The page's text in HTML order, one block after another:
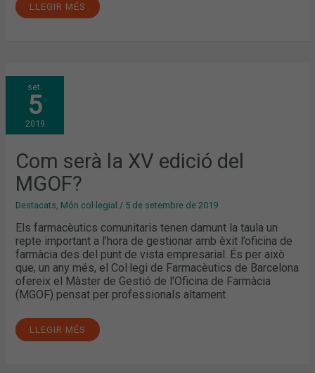
LLEGIR MÉS
set.
5
2019
Com serà la XV edició del
MGOF?
Destacats, Món col·legial / 5 de setembre de 2019
Els farmacèutics comunitaris tenen damunt la taula un
repte important a l’hora de gestionar amb èxit l’oficina de
farmàcia des del punt de vista empresarial. És per això
que, un any més, el Col·legi de Farmacèutics de Barcelona
ofereix el Màster de Gestió de l’Oficina de Farmàcia
(MGOF) pensat per professionals altament
COM
SERÀ
LA
XV
EDICIÓ
DEL
MGOF?
LLEGIR MÉS